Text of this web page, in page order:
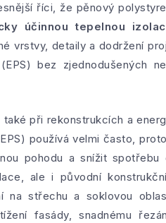
říci, že pěnový
účinnou tepelnou
vrstvy, detaily a dodržení
bez zjednodušených
při rekonstrukcích a
používá velmi často,
pohodu a snížit
ale i původní
na střechu a soklovou
fasády, snadnému